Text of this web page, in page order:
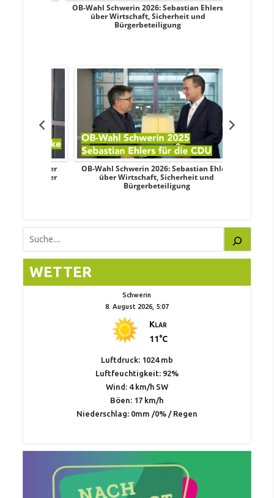
OB-Wahl Schwerin 2026: Sebastian Ehlers
über Wirtschaft, Sicherheit und
Bürgerbeteiligung
OB-Wahl Schwerin 2026: Sebastian Ehlers
über Wirtschaft, Sicherheit und
Bürgerbeteiligung
Suchen
WETTER
Schwerin
8. August 2026, 5:07
Klar
11°C
Luftdruck: 1024 mb
Luftfeuchtigkeit: 92%
Wind: 4 km/h SW
Böen: 17 km/h
Niederschlag: 0mm /0%/ Regen